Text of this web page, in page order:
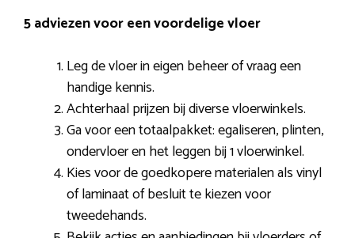
5 adviezen voor een voordelige vloer
Leg de vloer in eigen beheer of vraag een
handige kennis.
Achterhaal prijzen bij diverse vloerwinkels.
Ga voor een totaalpakket: egaliseren, plinten,
ondervloer en het leggen bij 1 vloerwinkel.
Kies voor de goedkopere materialen als vinyl
of laminaat of besluit te kiezen voor
tweedehands.